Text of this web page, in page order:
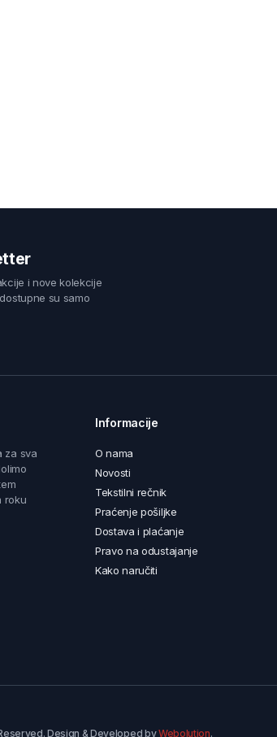
i nove kolekcije
su samo
za sva
roku
Informacije
O nama
Novosti
Tekstilni rečnik
Praćenje pošiljke
Dostava i plaćanje
Pravo na odustajanje
Kako naručiti
Design & Developed byWebolution.